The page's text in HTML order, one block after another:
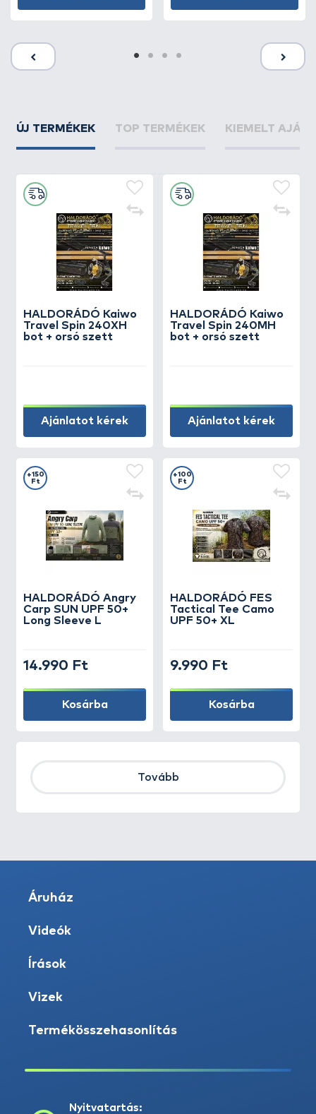
ÚJ TERMÉKEK TOP TERMÉKEK KIEMELT
HALDORÁDÓ Kaiwo
Travel Spin 240XH
bot + orsó szett
Ajánlatot kérek
HALDORÁDÓ Kaiwo
Travel Spin 240MH
bot + orsó szett
Ajánlatot kérek
HALDORÁDÓ Angry
Carp SUN UPF 50+
Long Sleeve L
+150
Ft
14.990 Ft
Kosárba
HALDORÁDÓ FES
Tactical Tee Camo
UPF 50+ XL
+100
Ft
9.990 Ft
Kosárba
Tovább
Áruház
Videók
Írások
Vizek
Termékösszehasonlítás
Nyitvatartás: